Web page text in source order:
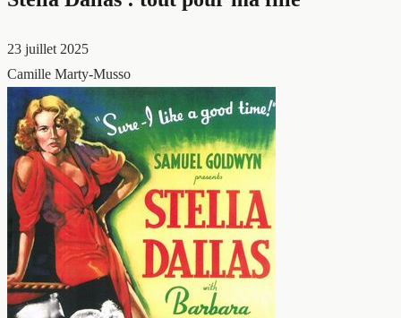
23 juillet 2025
Camille Marty-Musso